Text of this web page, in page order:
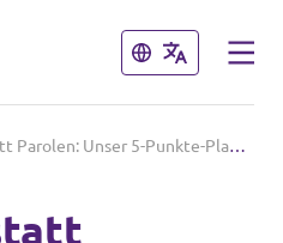
Schließen
Schließen
Lösungen statt Parolen: Unser 5-Punkte-Plan Migration